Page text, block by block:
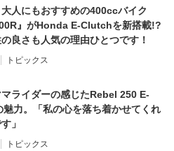
大人にもおすすめの400ccバイク
』がHonda E-Clutchを新搭載!?
良さも人気の理由ひとつです！
トピックス
ライダーの感じたRebel 250 E-
力。「私の心を落ち着かせてくれ
」
トピックス